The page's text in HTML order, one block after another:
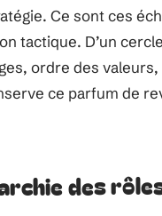
Ce sont ces
tactique. D’un
ordre des
ce parfum de
des